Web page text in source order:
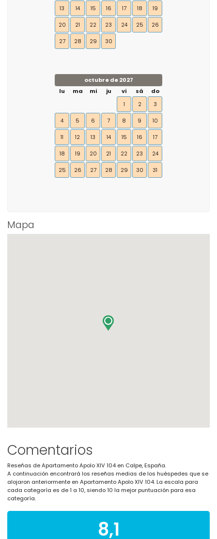
13 14 15 16 17 18 19
20 21 22 23 24 25 26
27 28 29 30
octubre de 2027
lu
ma mi ju vi sá
do
1
2 3
4 5 6 7 8 9 10
11 12 13 14 15 16 17
18 19 20 21 22 23 24
25 26 27 28 29 30 31
Mapa
Comentarios
Reseñas de Apartamento Apolo XIV 104 en Calpe, España.
A continuación encontrará los reseñas medias de los huéspedes que se
alojaron anteriormente en Apartamento Apolo XIV 104. La escala para
cada categoría es de 1 a 10, siendo 10 la mejor puntuación para esa
categoría.
8,1